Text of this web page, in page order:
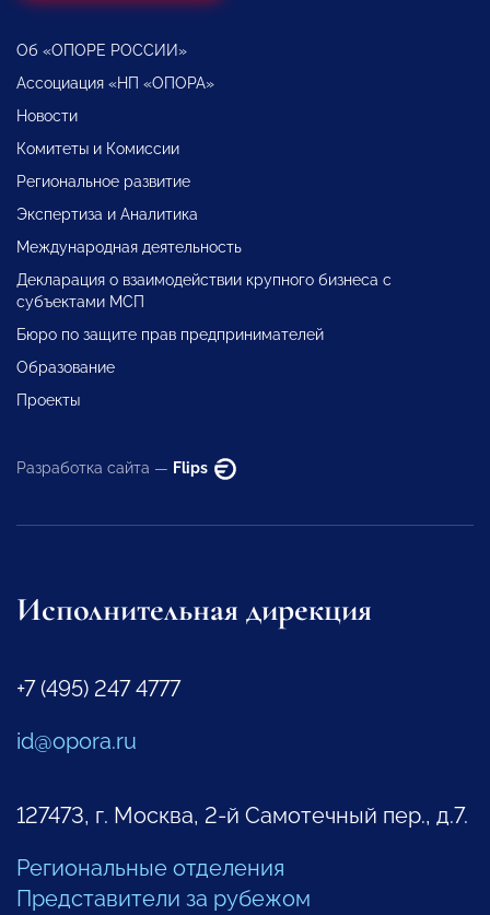
Об «ОПОРЕ РОССИИ»
Ассоциация «НП «ОПОРА»
Новости
Комитеты и Комиссии
Региональное развитие
Экспертиза и Аналитика
Международная деятельность
Декларация о взаимодействии крупного бизнеса с
субъектами МСП
Бюро по защите прав предпринимателей
Образование
Проекты
Разработка сайта — Flips
Исполнительная дирекция
+7 (495) 247 4777
id@opora.ru
127473, г. Москва, 2-й Самотечный пер., д.7.
Региональные отделения
Представители за рубежом